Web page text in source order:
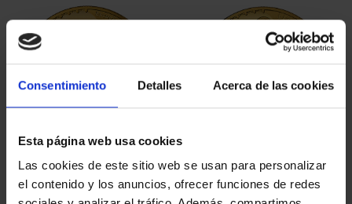
Consentimiento Detalles Acerca de las cookies
Esta página web usa cookies
Las cookies de este sitio web se usan para personalizar
el contenido y los anuncios, ofrecer funciones de redes
BICENTENARIO PRADO
2 ESCUDOS PASITELES
1.245,00 €
BICENTENARIO PRADO
2 ESCUDOS LEONE
LEONI